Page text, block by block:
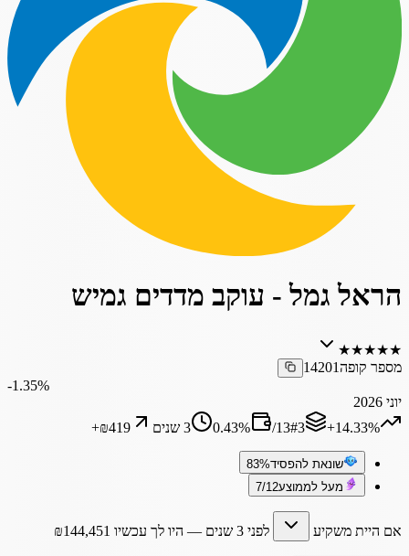
הראל גמל - עוקב מדדים גמיש
★
★
★
★
★
מספר קופה14201
‎-1.35%
יוני 2026
‎+14.33%
#3
/13
0.43% 3 שנים +₪419
שונאת להפסיד83%
מעל לממוצע7/12
אם היית משקיע לפני 3 שנים — היו לך עכשיו ₪144,451